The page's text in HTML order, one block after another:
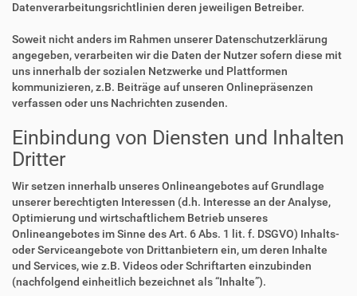
Datenverarbeitungsrichtlinien deren jeweiligen Betreiber.
Soweit nicht anders im Rahmen unserer Datenschutzerklärung
angegeben, verarbeiten wir die Daten der Nutzer sofern diese mit
uns innerhalb der sozialen Netzwerke und Plattformen
kommunizieren, z.B. Beiträge auf unseren Onlinepräsenzen
verfassen oder uns Nachrichten zusenden.
Einbindung von Diensten und Inhalten
Dritter
Wir setzen innerhalb unseres Onlineangebotes auf Grundlage
unserer berechtigten Interessen (d.h. Interesse an der Analyse,
Optimierung und wirtschaftlichem Betrieb unseres
Onlineangebotes im Sinne des Art. 6 Abs. 1 lit. f. DSGVO) Inhalts-
oder Serviceangebote von Drittanbietern ein, um deren Inhalte
und Services, wie z.B. Videos oder Schriftarten einzubinden
(nachfolgend einheitlich bezeichnet als “Inhalte”).